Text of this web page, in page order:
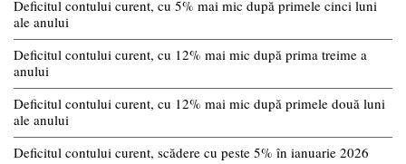
Deficitul contului curent, cu 5% mai mic după primele cinci luni
ale anului
Deficitul contului curent, cu 12% mai mic după prima treime a
anului
Deficitul contului curent, cu 12% mai mic după primele două luni
ale anului
Deficitul contului curent, scădere cu peste 5% în ianuarie 2026